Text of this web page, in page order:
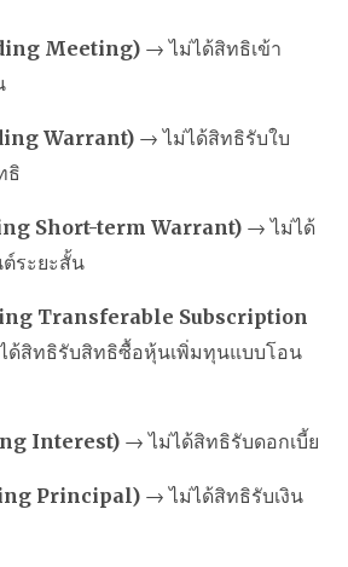
Meeting) → ไม่ได้สิทธิเข้า
Warrant) → ไม่ได้สิทธิรับใบ
ธิ
Short-term Warrant) → ไม่ได้
ระยะสั้น
Transferable Subscription
ด้สิทธิรับสิทธิซื้อหุ้นเพิ่มทุนแบบโอน
Interest) → ไม่ได้สิทธิรับดอกเบี้ย
Principal) → ไม่ได้สิทธิรับเงิน